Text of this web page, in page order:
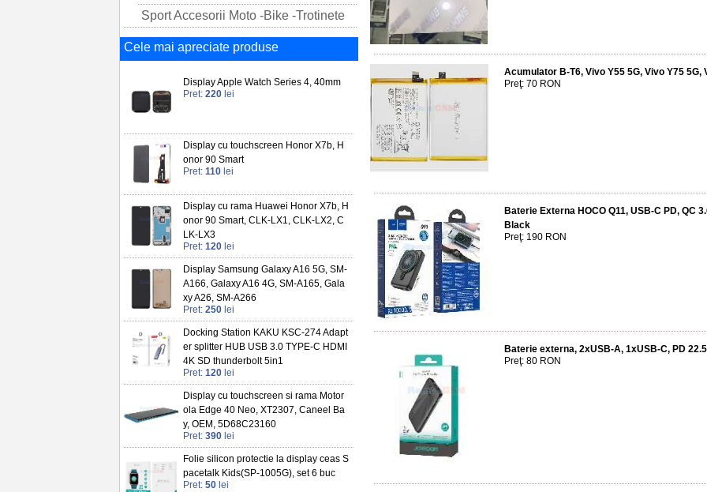
Sport Accesorii Moto -Bike -Trotinete
Cele mai apreciate produse
Display Apple Watch Series 4, 40mm
Pret: 220 lei
Display cu touchscreen Honor X7b, H
onor 90 Smart
Pret: 110 lei
Display cu rama Huawei Honor X7b, H
onor 90 Smart, CLK-LX1, CLK-LX2, C
LK-LX3
Pret: 120 lei
Display Samsung Galaxy A16 5G, SM-
A166, Galaxy A16 4G, SM-A165, Gala
xy A26, SM-A266
Pret: 250 lei
Docking Station KAKU KSC-274 Adapt
er splitter HUB USB 3.0 TYPE-C HDMI
4K SD thunderbolt 5in1
Pret: 120 lei
Display cu touchscreen si rama Motor
ola Edge 40 Neo, XT2307, Caneel Ba
y, OEM, 5D68C23160
Pret: 390 lei
Folie silicon protectie la display ceas S
pacetalk Kids(SP-1005G), set 6 buc
Pret: 50 lei
Acumulator B-T6, Vivo Y55 5G, Vivo Y75 5G,
Preţ: 70 RON
Baterie Externa HOCO Q11, USB-C PD, QC
Black
Preţ: 190 RON
Baterie externa, 2xUSB-A, 1xUSB-C, PD
Preţ: 80 RON